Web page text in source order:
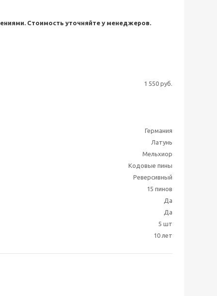
Стоимость уточняйте у менеджеров.
1 550 руб.
Германия
Латунь
Мельхиор
Кодовые пины
Реверсивный
15 пинов
Да
Да
5 шт
10 лет